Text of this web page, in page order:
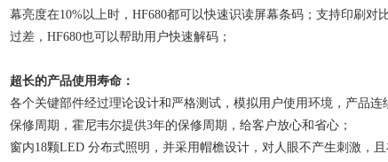
幕亮度在10%以上时，HF680都可以快速识读屏幕条码；支持印刷对
过差，HF680也可以帮助用户快速解码；
超长的产品使用寿命：
各个关键部件经过理论设计和严格测试，模拟用户使用环境，产品
保修周期，霍尼韦尔提供3年的保修周期，给客户放心和省心；
窗内18颗LED 分布式照明，并采用帽檐设计，对人眼不产生刺激，